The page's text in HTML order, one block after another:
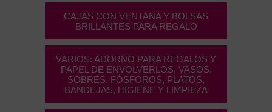
CAJAS CON VENTANA Y BOLSAS
BRILLANTES PARA REGALO
VARIOS: ADORNO PARA REGALOS Y
PAPEL DE ENVOLVERLOS, VASOS,
SOBRES, FÓSFOROS, PLATOS,
BANDEJAS, HIGIENE Y LIMPIEZA